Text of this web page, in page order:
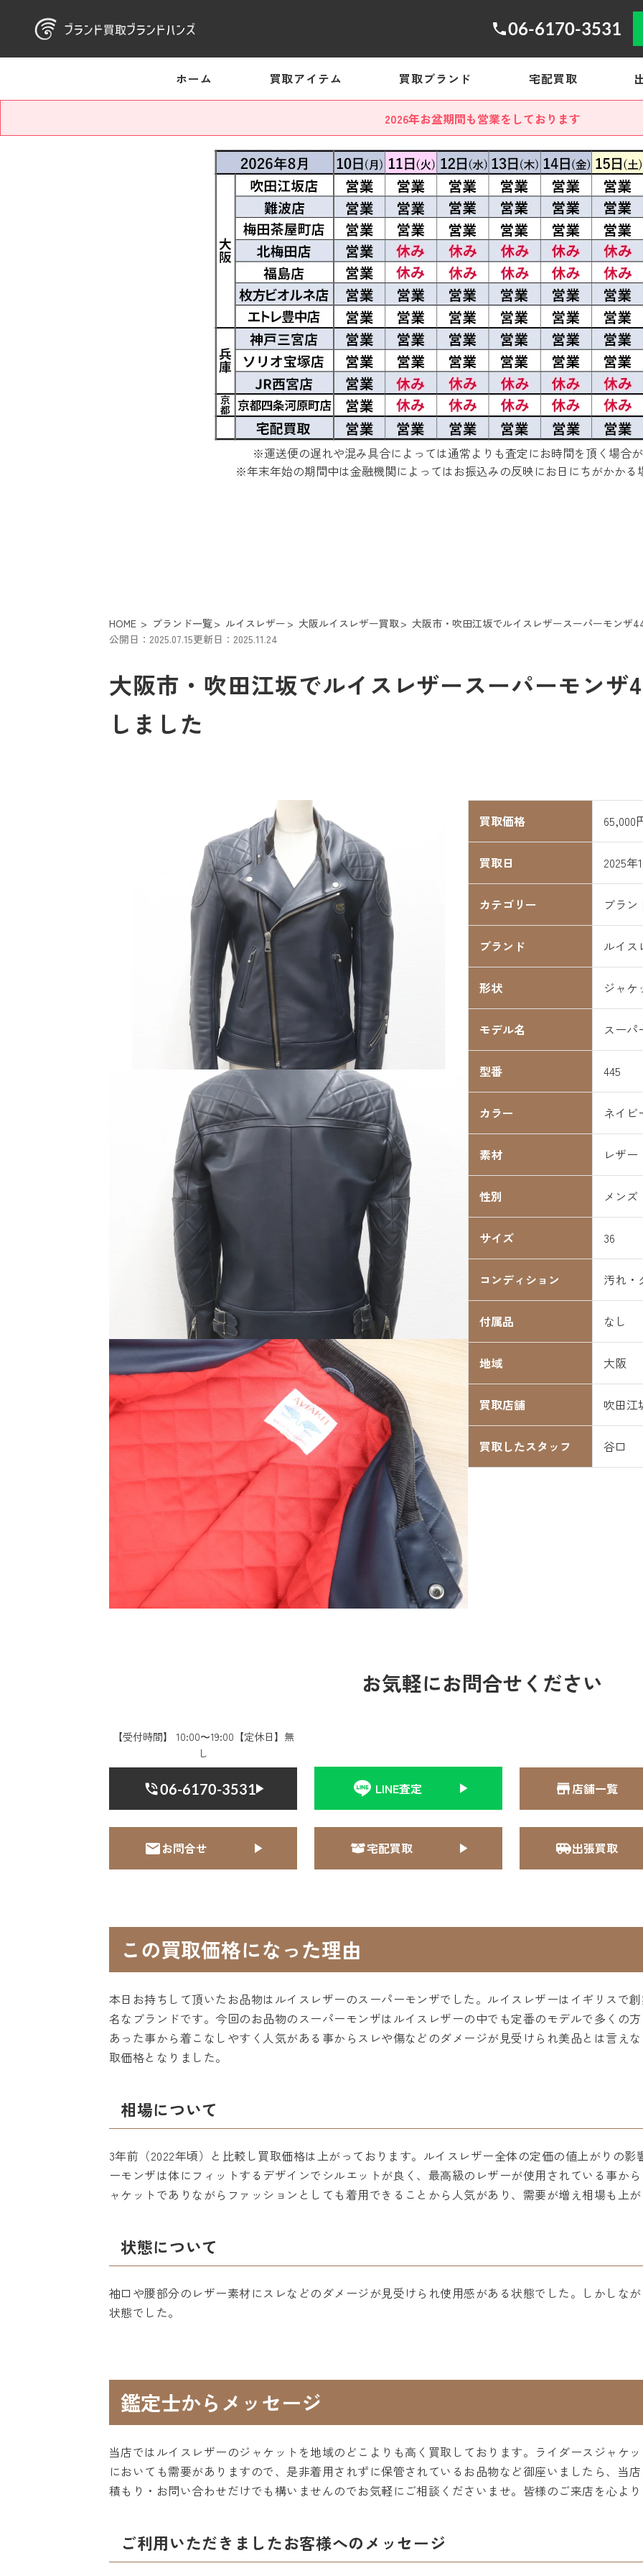
06-6170-3531
ホーム 買取アイテム 買取ブランド 宅配買取
2026年お盆期間も営業をしております
※運送便の遅れや混み具合によっては通常よりも査定にお時間を頂く場合
※年末年始の期間中は金融機関によってはお振込みの反映にお日にちがかかる
HOME ブランド一覧 ルイスレザー 大阪ルイスレザー買取
大阪市・吹田江坂でルイスレザースーパーモンザ
公開日：2025.07.15更新日：2025.11.24
大阪市・吹田江坂でルイスレザースーパーモンザ
しました
買取価格 65,000
買取日 2025年
カテゴリー ブラン
ブランド ルイス
形状 ジャケ
モデル名 スーパ
型番 445
カラー ネイビ
素材 レザー
性別 メンズ
サイズ 36
コンディション 汚れ・
付属品 なし
地域 大阪
買取店舗 吹田江
買取したスタッフ 谷口
お気軽にお問合せください
【受付時間】 10:00〜19:00【定休日】無
し
06-6170-3531 LINE査定 店舗一覧
お問合せ 宅配買取 出張買取
この買取価格になった理由
本日お持ちして頂いたお品物はルイスレザーのスーパーモンザでした。ルイスレザーはイギリスで
名なブランドです。今回のお品物のスーパーモンザはルイスレザーの中でも定番のモデルで多くの
あった事から着こなしやすく人気がある事からスレや傷などのダメージが見受けられ美品とは言え
取価格となりました。
相場について
3年前（2022年頃）と比較し買取価格は上がっております。ルイスレザー全体の定価の値上がりの
ーモンザは体にフィットするデザインでシルエットが良く、最高級のレザーが使用されている事か
ャケットでありながらファッションとしても着用できることから人気があり、需要が増え相場も上
状態について
袖口や腰部分のレザー素材にスレなどのダメージが見受けられ使用感がある状態でした。しかしな
状態でした。
鑑定士からメッセージ
当店ではルイスレザーのジャケットを地域のどこよりも高く買取しております。ライダースジャケ
においても需要がありますので、是非着用されずに保管されているお品物など御座いましたら、当
積もり・お問い合わせだけでも構いませんのでお気軽にご相談くださいませ。皆様のご来店を心よ
ご利用いただきましたお客様へのメッセージ